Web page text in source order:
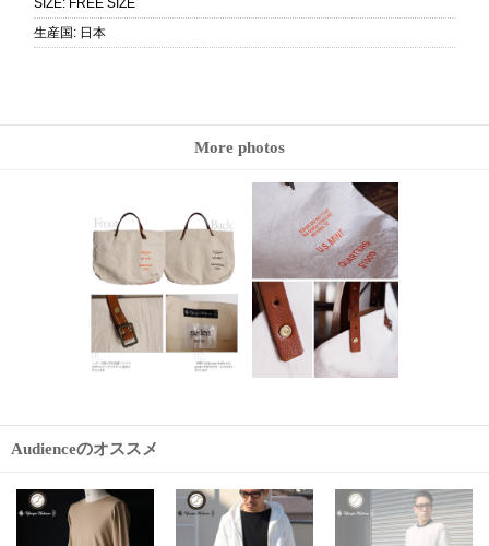
SIZE: FREE SIZE
生産国 : 日本
More photos
Audienceのオススメ